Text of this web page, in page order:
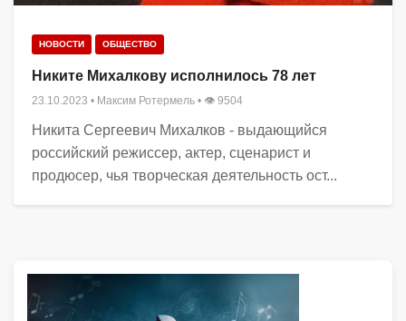
НОВОСТИ ОБЩЕСТВО
Никите Михалкову исполнилось 78 лет
23.10.2023 • Максим Ротермель • 👁 9504
Никита Сергеевич Михалков - выдающийся
российский режиссер, актер, сценарист и
продюсер, чья творческая деятельность ост...